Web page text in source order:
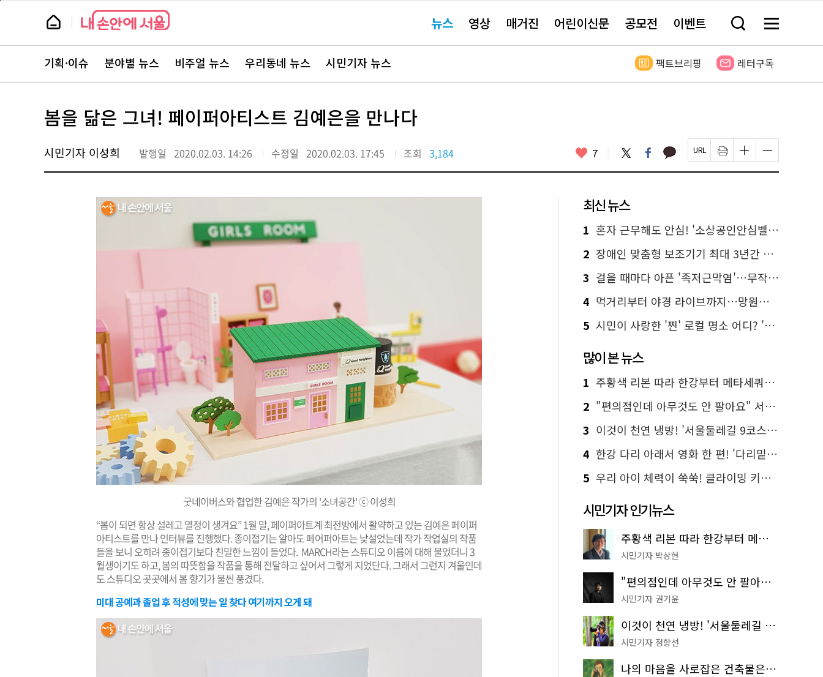
본
뉴
스 요뉴스 영상 매거진 어린이신문 공모전 이벤트 검
창
기
메
전
보
뉴
스
주
서
바
로
기획·이슈 분야별 뉴스 비주얼 뉴스 우리동네 뉴스 시민기자 뉴스 팩트브리핑 레터구독
봄을 닮은 그녀! 페이퍼아티스트 김예은을 만나다
시민기자 이성희 발행일 2020.02.03. 14:26 수정일 2020.02.03. 17:45 조회 3,184 좋
요
7 트
위
터
페
이
스
카
카 페
이
지
인
쇄
하
글
자
크
하
기
글
자
크
하
기
굿네이버스와 협업한 김예은 작가의 '소녀공간' ⓒ 이성희
“봄이 되면 항상 설레고 열정이 생겨요” 1월 말, 페이퍼아트계 최전방에서 활약하고 있는 김예은 페이퍼
아티스트를 만나 인터뷰를 진행했다. 종이접기는 알아도 페어퍼아트는 낯설었는데 작가 작업실의 작품
들을 보니 오히려 종이접기보다 친밀한 느낌이 들었다. MARCH라는 스튜디오 이름에 대해 물었더니 3
월생이기도 하고, 봄의 따뜻함을 작품을 통해 전달하고 싶어서 그렇게 지었단다. 그래서 그런지 겨울인데
도 스튜디오 곳곳에서 봄 향기가 물씬 풍겼다.
미대 공예과 졸업 후 적성에 맞는 일 찾다 여기까지 오게 돼
최신 뉴스
1 혼자 근무해도 안심! '소상공인안심벨' 신청하세요
2 장애인 맞춤형 보조기기 최대 3년간 무상 대여…삶의 질 높인다
3 걸을 때마다 아픈 '족저근막염'…무작정 참지 말고 '이것' 해보세요!
4 먹거리부터 야경 라이브까지…망원한강공원 알짜 코스
5 시민이 사랑한 '찐' 로컬 명소 어디? '서울에디션25' 추천 코스
많이 본 뉴스
1 주황색 리본 따라 한강부터 메타세쿼이아 숲길까지…서울둘레길 15코스
2 "편의점인데 아무것도 안 팔아요" 서울에서 가장 특별한 편의점의 정체
3 이것이 천연 냉방! '서울둘레길 9코스'로 숲속 피서 떠나볼까
4 한강 다리 아래서 영화 한 편! '다리밑 영화관' 무료 상영
5 우리 아이 체력이 쑥쑥! 클라이밍 키즈카페·어린이 체력장
시민기자 인기뉴스
주황색 리본 따라 한강부터 메타세쿼이아 숲길까지…서울둘레길 15코스
시민기자 박상현
"편의점인데 아무것도 안 팔아요" 서울에서 가장 특별한 편의점의 정체
시민기자 권기윤
이것이 천연 냉방! '서울둘레길 9코스'로 숲속 피서 떠나볼까
시민기자 정향선
나의 마음을 사로잡은 건축물은? '서울시 건축상' 수상작 공개!
페